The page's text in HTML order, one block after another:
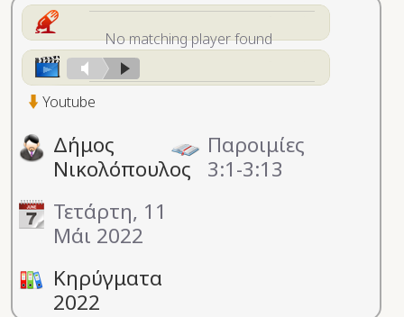
No matching player found
Youtube
Δήμος
Νικολόπουλος
Παροιμίες
3:1-3:13
Τετάρτη, 11
Μάι 2022
Κηρύγματα
2022